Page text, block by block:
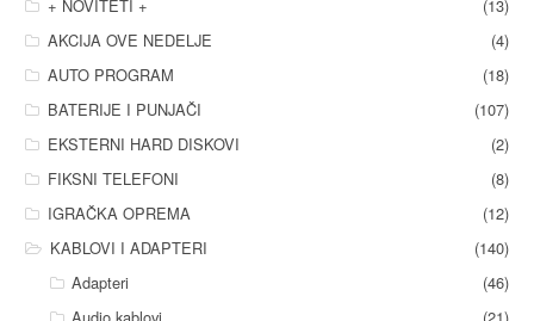
+ NOVITETI +
(13)
AKCIJA OVE NEDELJE
(4)
AUTO PROGRAM
(18)
BATERIJE I PUNJAČI
(107)
EKSTERNI HARD DISKOVI
(2)
FIKSNI TELEFONI
(8)
IGRAČKA OPREMA
(12)
KABLOVI I ADAPTERI
(140)
Adapteri
(46)